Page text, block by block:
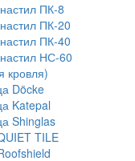
ПК-8
ПК-20
ПК-40
НС-60
кровля)
Döcke
Katepal
Shinglas
TILE